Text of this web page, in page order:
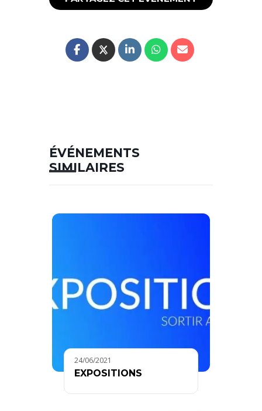
ÉVÉNEMENTS
SIMILAIRES
24/06/2021
EXPOSITIONS